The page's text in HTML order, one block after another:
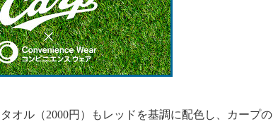
オル（2000円）もレッドを基調に配色し、カープの